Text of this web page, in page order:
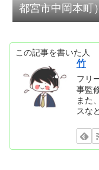
都宮市中岡本町
この記事を書いた人
竹
フリ
事監
また
スな